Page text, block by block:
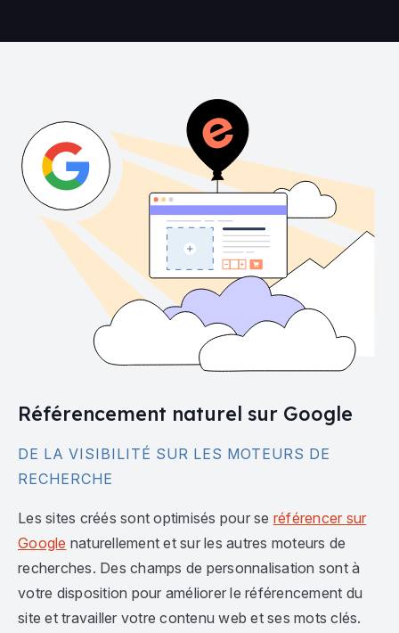
Référencement naturel sur Google
DE LA VISIBILITÉ SUR LES MOTEURS DE
RECHERCHE
Les sites créés sont optimisés pour se référencer sur
Google naturellement et sur les autres moteurs de
recherches. Des champs de personnalisation sont à
votre disposition pour améliorer le référencement du
site et travailler votre contenu web et ses mots clés.